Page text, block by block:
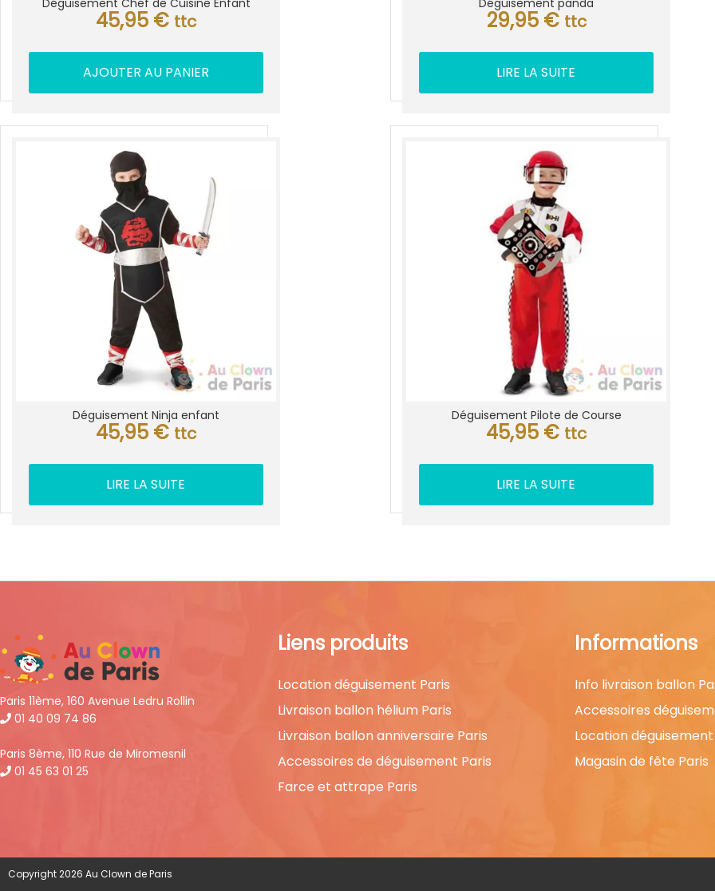
Déguisement Chef de Cuisine Enfant
45,95 € ttc
AJOUTER AU PANIER
Déguisement panda
29,95 € ttc
LIRE LA SUITE
Déguisement Ninja enfant
45,95 € ttc
LIRE LA SUITE
Déguisement Pilote de Course
45,95 € ttc
LIRE LA SUITE
Paris 11ème, 160 Avenue Ledru Rollin
01 40 09 74 86
Paris 8ème, 110 Rue de Miromesnil
01 45 63 01 25
Liens produits
Location déguisement Paris
Livraison ballon hélium Paris
Livraison ballon anniversaire Paris
Accessoires de déguisement Paris
Farce et attrape Paris
Informations
Info livraison ballon
Accessoires
Location
Magasin de fête Paris
Copyright 2026 Au Clown de Paris